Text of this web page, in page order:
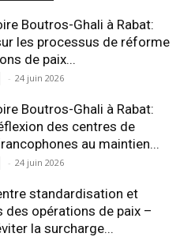
Boutros-Ghali à Rabat:
les processus de réforme
de paix...
- 24 juin 2026
Boutros-Ghali à Rabat:
des centres de
au maintien...
- 24 juin 2026
standardisation et
des opérations de paix –
la surcharge...